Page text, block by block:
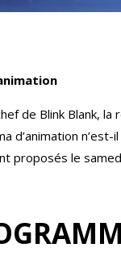
de Blink Blank,
d’animation
proposés le